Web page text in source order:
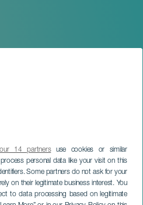
our 14 partnersuse cookies or similar
personal data like your visit on this
Some partners do not ask for your
on their legitimate business interest. You
to data processing based on legitimate